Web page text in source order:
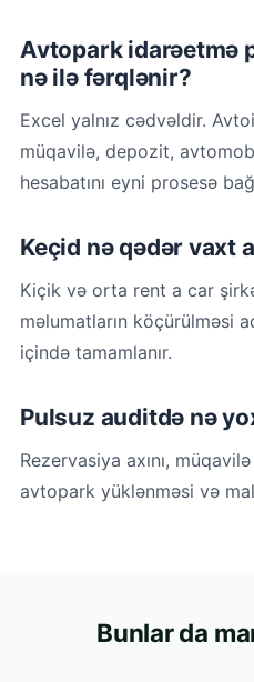
Avtopark idarəetmə
nə ilə fərqlənir?
Excel yalnız cədvəldir.
müqavilə, depozit,
hesabatını eyni prosesə
Keçid nə qədər vaxt
Kiçik və orta rent a car
məlumatların köçürülməsi
içində tamamlanır.
Pulsuz auditdə nə
Rezervasiya axını,
avtopark yüklənməsi və
Bunlar da